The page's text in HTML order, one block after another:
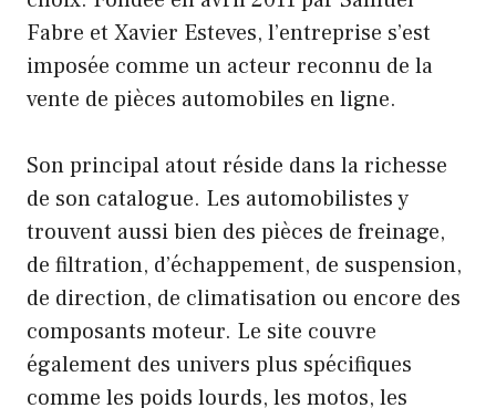
Fabre et Xavier Esteves, l’entreprise s’est
imposée comme un acteur reconnu de la
vente de pièces automobiles en ligne.
Son principal atout réside dans la richesse
de son catalogue. Les automobilistes y
trouvent aussi bien des pièces de freinage,
de filtration, d’échappement, de suspension,
de direction, de climatisation ou encore des
composants moteur. Le site couvre
également des univers plus spécifiques
comme les poids lourds, les motos, les